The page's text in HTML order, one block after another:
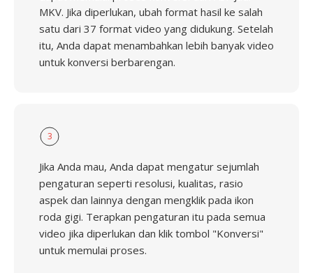
MKV. Jika diperlukan, ubah format hasil ke salah
satu dari 37 format video yang didukung. Setelah
itu, Anda dapat menambahkan lebih banyak video
untuk konversi berbarengan.
3
Jika Anda mau, Anda dapat mengatur sejumlah
pengaturan seperti resolusi, kualitas, rasio
aspek dan lainnya dengan mengklik pada ikon
roda gigi. Terapkan pengaturan itu pada semua
video jika diperlukan dan klik tombol "Konversi"
untuk memulai proses.